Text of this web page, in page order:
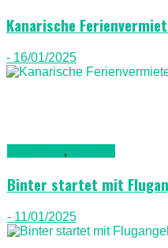
Kanarische
- 16/01/2025
,
Binter startet mit
- 11/01/2025